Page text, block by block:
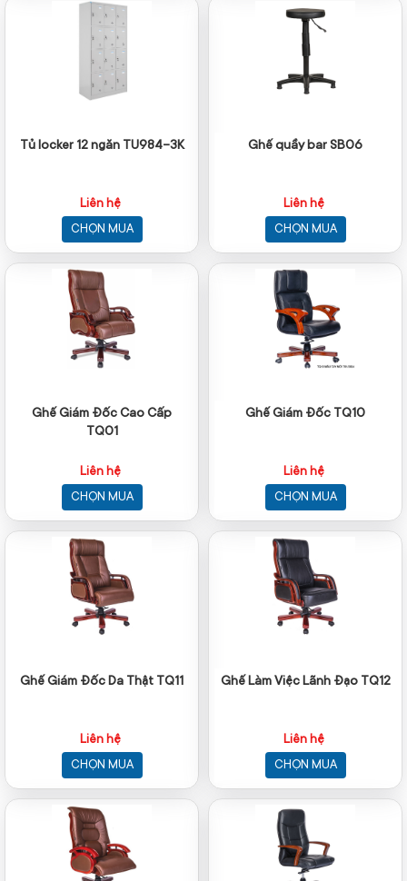
Tủ locker 12 ngăn TU984-3K
Liên hệ
CHỌN MUA
Ghế quầy bar SB06
Liên hệ
CHỌN MUA
Ghế Giám Đốc Cao Cấp
TQ01
Liên hệ
CHỌN MUA
Ghế Giám Đốc TQ10
Liên hệ
CHỌN MUA
Ghế Giám Đốc Da Thật TQ11
Liên hệ
CHỌN MUA
Ghế Làm Việc Lãnh Đạo TQ12
Liên hệ
CHỌN MUA